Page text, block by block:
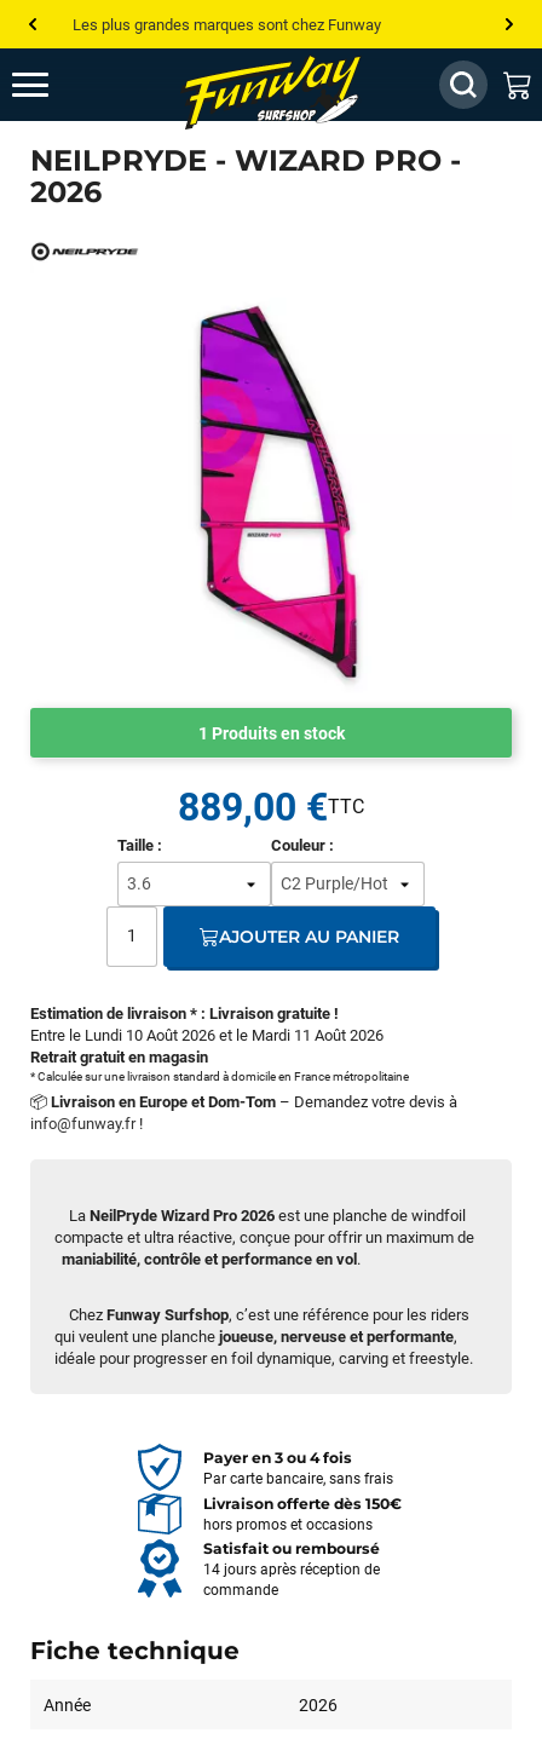
Les plus grandes marques sont chez Funway
Jusqu’à -75% de remise sur le windsurf, wingfoil, etc...
💰 Meilleur prix garanti — Moins cher ailleurs ? On s’aligne !
Besoin de conseils de pro ? Appelle nous !
NEILPRYDE - WIZARD PRO -
2026
La NeilPryde Wizard Pro 2026 est une planche de windfoil
compacte et ultra réactive, conçue pour offrir un maximum de
maniabilité, contrôle et performance en vol.
Chez Funway Surfshop, c’est une référence pour les riders
qui veulent une planche joueuse, nerveuse et performante,
idéale pour progresser en foil dynamique, carving et freestyle.
1 Produits en stock
Estimation de livraison * : Livraison gratuite !
Entre le Lundi 10 Août 2026 et le Mardi 11 Août 2026
Retrait gratuit en magasin
* Calculée sur une livraison standard à domicile en France métropolitaine
📦 Livraison en Europe et Dom-Tom – Demandez votre devis à
info@funway.fr!
Taille : Couleur :
889,00 €
AJOUTER AU PANIER
Payer en 3 ou 4 fois
Par carte bancaire, sans frais
Livraison offerte dès 150€
hors promos et occasions
Satisfait ou remboursé
14 jours après réception de
commande
Fiche technique
Année 2026